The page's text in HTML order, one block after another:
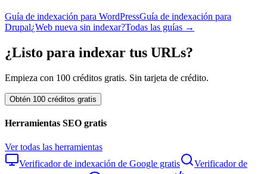
Guía de indexación para WordPressGuía de indexación para
Drupal¿Web nueva sin indexar?Todas las guías →
¿Listo para indexar tus URLs?
Empieza con 100 créditos gratis. Sin tarjeta de crédito.
Obtén 100 créditos gratis
Herramientas SEO gratis
Ver todas las herramientas
Verificador de indexación de Google gratis
Verificador de